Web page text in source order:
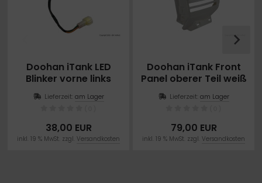
Doohan iTank LED
Blinker vorne links
Standlicht blau
Lieferzeit: am Lager
38,00 EUR
inkl. 19 % MwSt. zzgl. Versandkosten
Doohan iTank Front
Panel oberer Teil weiß
Lieferzeit: am Lager
79,00 EUR
inkl. 19 % MwSt. zzgl. Versandkosten